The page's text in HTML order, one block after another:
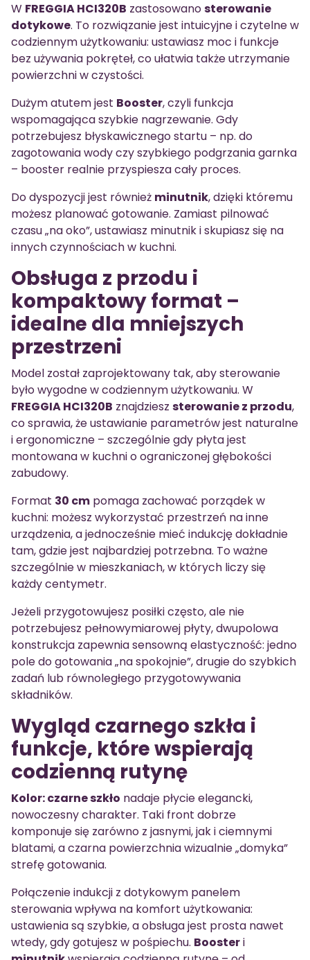
W FREGGIA HCI320B zastosowanosterowanie
dotykowe. To rozwiązanie jest intuicyjne i czytelne w
codziennym użytkowaniu: ustawiasz moc i funkcje
bez używania pokręteł, co ułatwia także utrzymanie
powierzchni w czystości.
Dużym atutem jest Booster, czyli funkcja
wspomagająca szybkie nagrzewanie. Gdy
potrzebujesz błyskawicznego startu – np. do
zagotowania wody czy szybkiego podgrzania garnka
– booster realnie przyspiesza cały proces.
Do dyspozycji jest również minutnik, dzięki któremu
możesz planować gotowanie. Zamiast pilnować
czasu „na oko”, ustawiasz minutnik i skupiasz się na
innych czynnościach w kuchni.
Obsługa z przodu i
kompaktowy format –
idealne dla mniejszych
przestrzeni
Model został zaprojektowany tak, aby sterowanie
było wygodne w codziennym użytkowaniu. W
FREGGIA HCI320B znajdziesz sterowanie z przodu,
co sprawia, że ustawianie parametrów jest naturalne
i ergonomiczne – szczególnie gdy płyta jest
montowana w kuchni o ograniczonej głębokości
zabudowy.
Format 30 cm pomaga zachować porządek w
kuchni: możesz wykorzystać przestrzeń na inne
urządzenia, a jednocześnie mieć indukcję dokładnie
tam, gdzie jest najbardziej potrzebna. To ważne
szczególnie w mieszkaniach, w których liczy się
każdy centymetr.
Jeżeli przygotowujesz posiłki często, ale nie
potrzebujesz pełnowymiarowej płyty, dwupolowa
konstrukcja zapewnia sensowną elastyczność: jedno
pole do gotowania „na spokojnie”, drugie do szybkich
zadań lub równoległego przygotowywania
składników.
Wygląd czarnego szkła i
funkcje, które wspierają
codzienną rutynę
Kolor: czarne szkło nadaje płycie elegancki,
nowoczesny charakter. Taki front dobrze
komponuje się zarówno z jasnymi, jak i ciemnymi
blatami, a czarna powierzchnia wizualnie „domyka”
strefę gotowania.
Połączenie indukcji z dotykowym panelem
sterowania wpływa na komfort użytkowania:
ustawienia są szybkie, a obsługa jest prosta nawet
wtedy, gdy gotujesz w pośpiechu. Boosteri